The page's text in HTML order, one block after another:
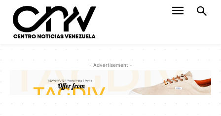
- Advertisement -